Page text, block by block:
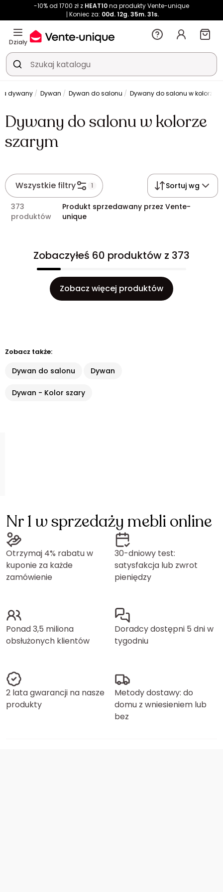
-10% od 1700 zł z HEAT10na produkty Vente-unique
Koniec za: 00d. 12g. 35m. 31s.
Działy
dywany Dywan Dywan do salonu Dywany do salonu w kolorze
Dywany do salonu w kolorze
szarym
Wszystkie filtry 1 Sortuj wg
373
produktów
Produkt sprzedawany przez Vente-
unique
Zobaczyłeś 60 produktów z 373
Zobacz więcej produktów
Zobacz także:
Dywan do salonu Dywan
Dywan - Kolor szary
Nr 1 w sprzedaży mebli online
Otrzymaj 4% rabatu w
kuponie za każde
zamówienie
30-dniowy test:
satysfakcja lub zwrot
pieniędzy
Ponad 3,5 miliona
obsłużonych klientów
Doradcy dostępni 5 dni w
tygodniu
2 lata gwarancji na nasze
produkty
Metody dostawy: do
domu z wniesieniem lub
bez